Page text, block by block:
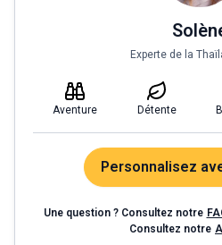
Experte de la
Aventure Détente
Personnalisez
Une question ? Consultez notre
Consultez notre